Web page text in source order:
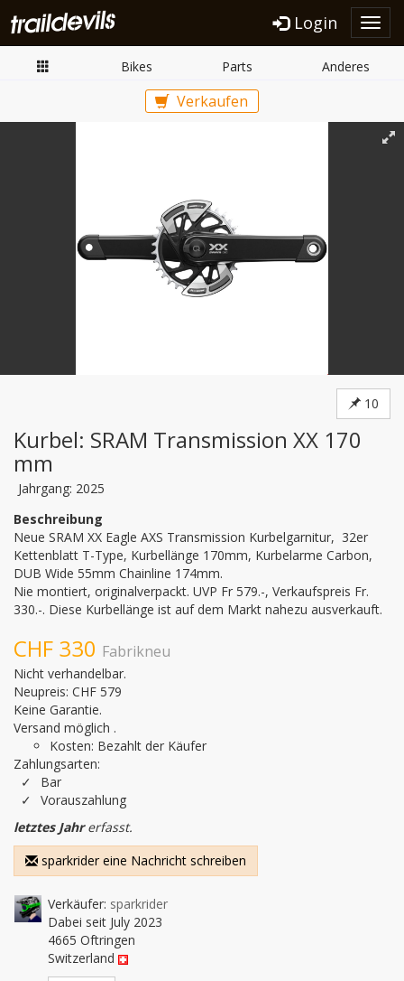
Login
Bikes Parts Anderes
Verkaufen
10
Kurbel: SRAM Transmission XX 170
mm
Jahrgang: 2025
Beschreibung
Neue SRAM XX Eagle AXS Transmission Kurbelgarnitur,  32er
Kettenblatt T-Type, Kurbellänge 170mm, Kurbelarme Carbon,
DUB Wide 55mm Chainline 174mm.
Nie montiert, originalverpackt. UVP Fr 579.-, Verkaufspreis Fr.
330.-. Diese Kurbellänge ist auf dem Markt nahezu ausverkauft.
CHF 330 Fabrikneu
Nicht verhandelbar.
Neupreis: CHF 579
Keine Garantie.
Versand möglich .
Kosten: Bezahlt der Käufer
Zahlungsarten:
Bar
Vorauszahlung
letztes Jahrerfasst.
sparkrider eine Nachricht schreiben
Verkäufer: sparkrider
Dabei seit July 2023
4665 Oftringen
Switzerland